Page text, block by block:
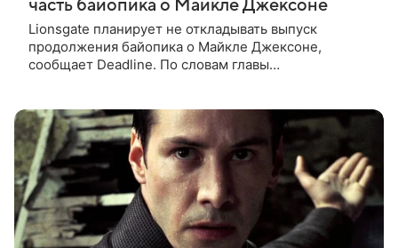
часть байопика о Майкле Джексоне
Lionsgate планирует не откладывать выпуск
продолжения байопика о Майкле Джексоне,
сообщает Deadline. По словам главы
конце